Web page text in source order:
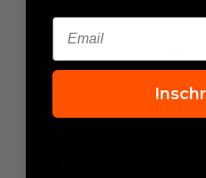
Bedankt voor je review,
Email